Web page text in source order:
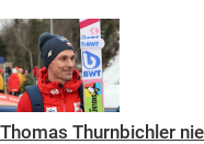
Thomas Thurnbichler